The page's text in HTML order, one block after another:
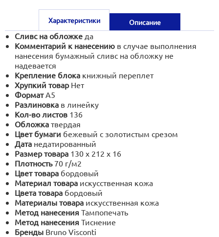
Характеристики Описание
Сливс на обложке да
Комментарий к нанесению в случае выполнения
нанесения бумажный сливс на обложку не
надевается
Крепление блока книжный переплет
Хрупкий товар Нет
Формат А5
Разлиновка в линейку
Кол-во листов 136
Обложка твердая
Цвет бумаги бежевый с золотистым срезом
Дата недатированный
Размер товара 130 х 212 х 16
Плотность 70 г/м2
Цвет товара бордовый
Материал товара искусственная кожа
Цвета товара бордовый
Материалы товара искусственная кожа
Метод нанесения Тампопечать
Метод нанесения Тиснение
Бренды Bruno Visconti